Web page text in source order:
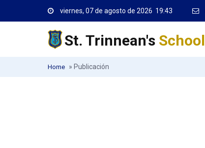
viernes, 07 de agosto de 2026 19:43
St. Trinnean's School
Home » Publicación